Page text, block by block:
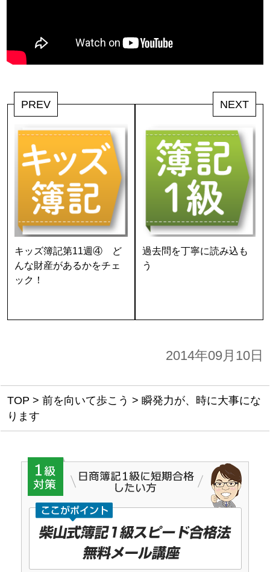
PREV
キッズ簿記第11週④ ど
んな財産があるかをチェ
ック！
NEXT
過去問を丁寧に読み込も
う
2014年09月10日
TOP > 前を向いて歩こう > 瞬発力が、時に大事にな
ります